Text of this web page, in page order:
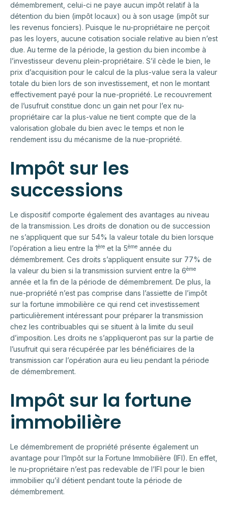
démembrement, celui-ci ne paye aucun impôt relatif à la
détention du bien (impôt locaux) ou à son usage (impôt sur
les revenus fonciers). Puisque le nu-propriétaire ne perçoit
pas les loyers, aucune cotisation sociale relative au bien n’est
due. Au terme de la période, la gestion du bien incombe à
l’investisseur devenu plein-propriétaire. S’il cède le bien, le
prix d’acquisition pour le calcul de la plus-value sera la valeur
totale du bien lors de son investissement, et non le montant
effectivement payé pour la nue-propriété. Le recouvrement
de l’usufruit constitue donc un gain net pour l’ex nu-
propriétaire car la plus-value ne tient compte que de la
valorisation globale du bien avec le temps et non le
rendement issu du mécanisme de la nue-propriété.
Impôt sur les
successions
Le dispositif comporte également des avantages au niveau
de la transmission. Les droits de donation ou de succession
ne s’appliquent que sur 54% la valeur totale du bien lorsque
l’opération a lieu entre la 1ère et la 5ème année du
démembrement. Ces droits s’appliquent ensuite sur 77% de
la valeur du bien si la transmission survient entre la 6ème
année et la fin de la période de démembrement. De plus, la
nue-propriété n’est pas comprise dans l’assiette de l’impôt
sur la fortune immobilière ce qui rend cet investissement
particulièrement intéressant pour préparer la transmission
chez les contribuables qui se situent à la limite du seuil
d’imposition. Les droits ne s’appliqueront pas sur la partie de
l’usufruit qui sera récupérée par les bénéficiaires de la
transmission car l’opération aura eu lieu pendant la période
de démembrement.
Impôt sur la fortune
immobilière
Le démembrement de propriété présente également un
avantage pour l’Impôt sur la Fortune Immobilière (IFI). En effet,
le nu-propriétaire n’est pas redevable de l’IFI pour le bien
immobilier qu’il détient pendant toute la période de
démembrement.